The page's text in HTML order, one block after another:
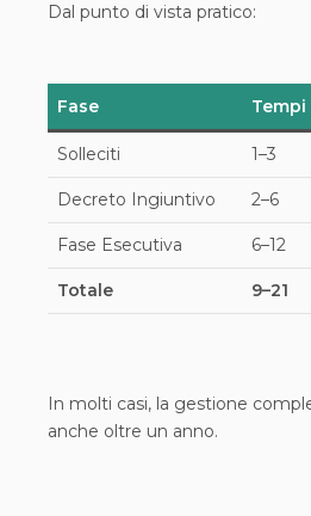
Dal punto di vista pratico:
Fase Tempi
Solleciti 1–3
Decreto Ingiuntivo 2–6
Fase Esecutiva 6–12
Totale 9–21
In molti casi, la gestione
anche oltre un anno.